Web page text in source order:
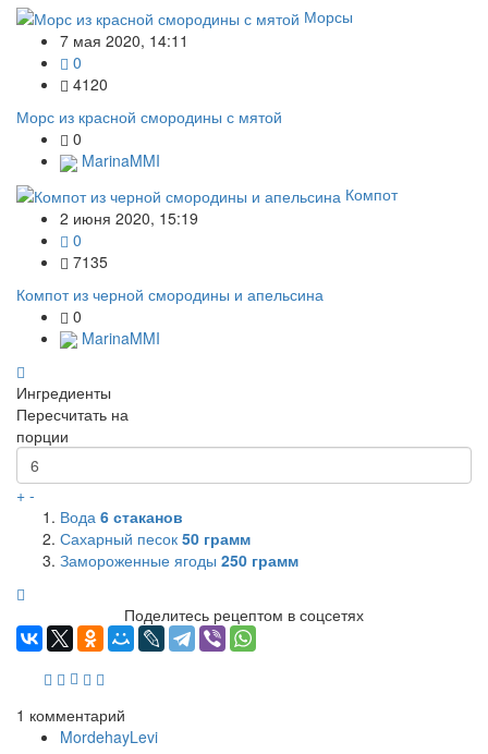
Морсы
7 мая 2020, 14:11
0
4120
Морс из красной смородины с мятой
0
MarinaMMI
Компот
2 июня 2020, 15:19
0
7135
Компот из черной смородины и апельсина
0
MarinaMMI
Ингредиенты
Пересчитать на
порции
+ -
Вода 6 стаканов
Сахарный песок 50 грамм
Замороженные ягоды 250 грамм
Поделитесь рецептом в соцсетях
1 комментарий
MordehayLevi